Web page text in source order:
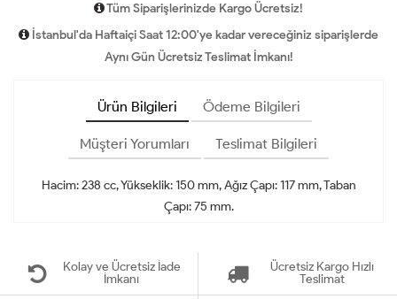
Tüm Siparişlerinizde Kargo Ücretsiz!
İstanbul'da Haftaiçi Saat 12:00'ye kadar vereceğiniz siparişlerde
Aynı Gün Ücretsiz Teslimat İmkanı!
Ürün Bilgileri Ödeme Bilgileri
Müşteri Yorumları Teslimat Bilgileri
Hacim: 238 cc, Yükseklik: 150 mm, Ağız Çapı: 117 mm, Taban
Çapı: 75 mm.
Kolay ve Ücretsiz İade
İmkanı
Ücretsiz Kargo Hızlı
Teslimat